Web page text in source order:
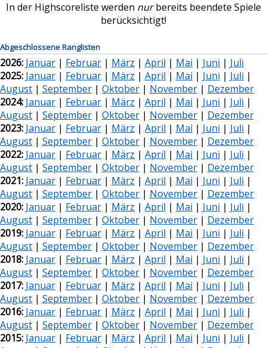
In der Highscoreliste werden nurbereits beendete Spiele
berücksichtigt!
Abgeschlossene Ranglisten
2026: Januar | Februar | März | April | Mai | Juni | Juli
2025: Januar | Februar | März | April | Mai | Juni | Juli |
August | September | Oktober | November | Dezember
2024: Januar | Februar | März | April | Mai | Juni | Juli |
August | September | Oktober | November | Dezember
2023: Januar | Februar | März | April | Mai | Juni | Juli |
August | September | Oktober | November | Dezember
2022: Januar | Februar | März | April | Mai | Juni | Juli |
August | September | Oktober | November | Dezember
2021: Januar | Februar | März | April | Mai | Juni | Juli |
August | September | Oktober | November | Dezember
2020: Januar | Februar | März | April | Mai | Juni | Juli |
August | September | Oktober | November | Dezember
2019: Januar | Februar | März | April | Mai | Juni | Juli |
August | September | Oktober | November | Dezember
2018: Januar | Februar | März | April | Mai | Juni | Juli |
August | September | Oktober | November | Dezember
2017: Januar | Februar | März | April | Mai | Juni | Juli |
August | September | Oktober | November | Dezember
2016: Januar | Februar | März | April | Mai | Juni | Juli |
August | September | Oktober | November | Dezember
2015: Januar | Februar | März | April | Mai | Juni | Juli |